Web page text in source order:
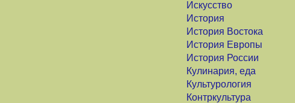
Искусство
История
История Востока
История Европы
История России
Кулинария, еда
Культурология
Контркультура